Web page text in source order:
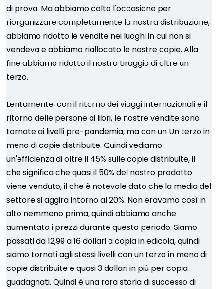
di prova. Ma abbiamo colto l'occasione per
riorganizzare completamente la nostra distribuzione,
abbiamo ridotto le vendite nei luoghi in cui non si
vendeva e abbiamo riallocato le nostre copie. Alla
fine abbiamo ridotto il nostro tiraggio di oltre un
terzo.
Lentamente, con il ritorno dei viaggi internazionali e il
ritorno delle persone ai libri, le nostre vendite sono
tornate ai livelli pre-pandemia, ma con un Un terzo in
meno di copie distribuite. Quindi vediamo
un'efficienza di oltre il 45% sulle copie distribuite, il
che significa che quasi il 50% del nostro prodotto
viene venduto, il che è notevole dato che la media del
settore si aggira intorno al 20%. Non eravamo così in
alto nemmeno prima, quindi abbiamo anche
aumentato i prezzi durante questo periodo. Siamo
passati da 12,99 a 16 dollari a copia in edicola, quindi
siamo tornati agli stessi livelli con un terzo in meno di
copie distribuite e quasi 3 dollari in più per copia
guadagnati. Quindi è una rara storia di successo di